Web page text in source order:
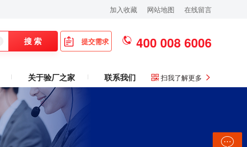
加入收藏 网站地图 在线留言
搜 索 提交需求 400 008 6006
关于验厂之家 联系我们 扫我了解更多